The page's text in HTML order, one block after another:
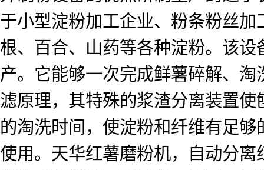
于小型淀粉加工企业、粉条粉丝
根、百合、山药等各种淀粉。该
产。它能够一次完成鲜薯碎解、
滤原理，其特殊的浆渣分离装置
的淘洗时间，使淀粉和纤维有足
使用。天华红薯磨粉机，自动分